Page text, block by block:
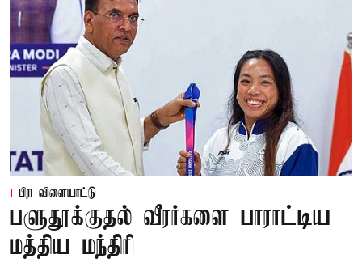
பிற விளையாட்டு
பளுதூக்குதல் வீரர்களை பாராட்டிய
மத்திய மந்திரி